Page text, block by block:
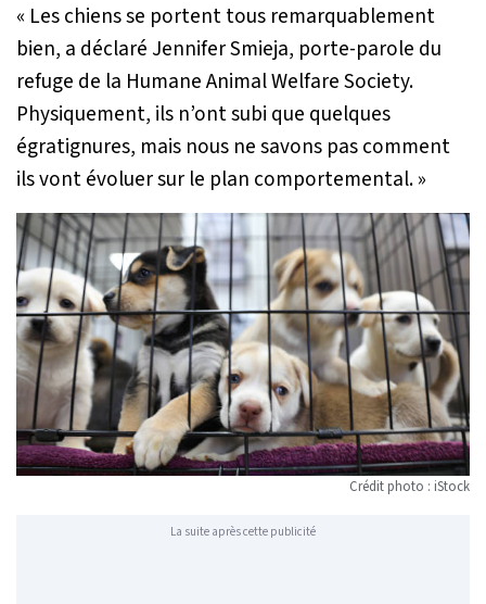
« Les chiens se portent tous remarquablement
bien, a déclaré Jennifer Smieja, porte-parole du
refuge de la Humane Animal Welfare Society.
Physiquement, ils n’ont subi que quelques
égratignures, mais nous ne savons pas comment
ils vont évoluer sur le plan comportemental. »
Crédit photo : iStock
La suite après cette publicité